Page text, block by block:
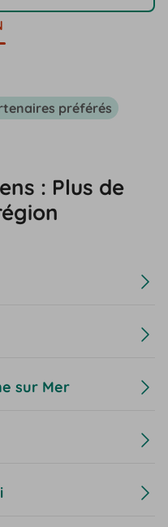
préférés
: Plus de
sur Mer